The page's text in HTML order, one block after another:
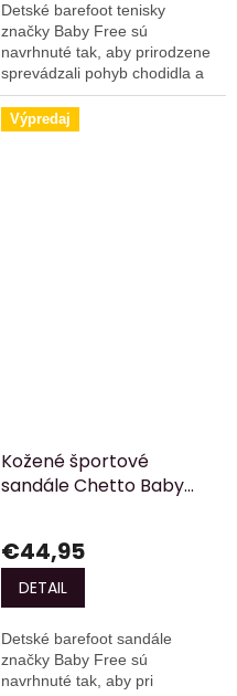
Detské barefoot tenisky
značky Baby Free sú
navrhnuté tak, aby prirodzene
sprevádzali pohyb chodidla a
poskytovali maximálne
pohodlie a ľahkosť.
Výpredaj
Kožené športové
sandále Chetto Baby
€44,95
DETAIL
Detské barefoot sandále
značky Baby Free sú
navrhnuté tak, aby pri